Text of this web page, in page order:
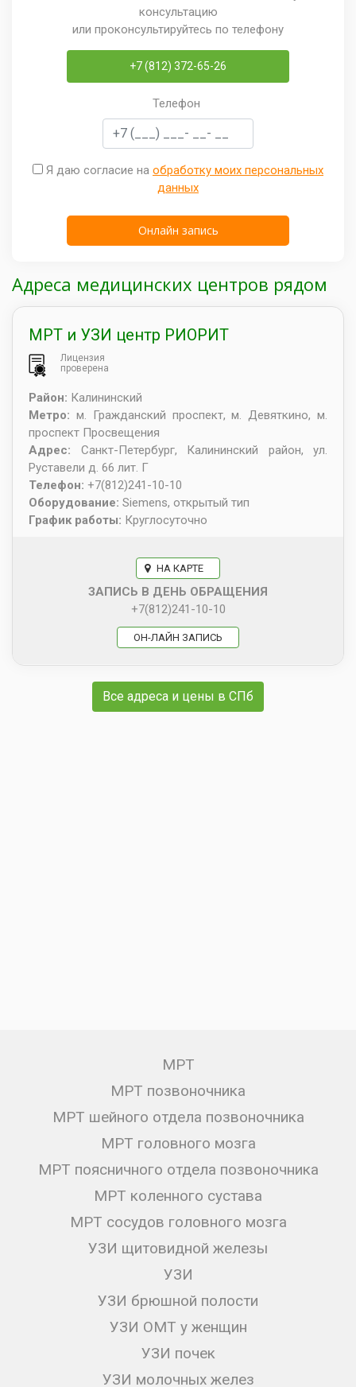
консультацию
или проконсультируйтесь по телефону
+7 (812) 372-65-26
Телефон
Я даю согласие на обработку моих персональных
данных
Адреса медицинских центров рядом
МРТ и УЗИ центр РИОРИТ
Лицензия
проверена
Район: Калининский
Метро: м. Гражданский проспект, м. Девяткино, м.
проспект Просвещения
Адрес: Санкт-Петербург, Калининский район, ул.
Руставели д. 66 лит. Г
Телефон: +7(812)241-10-10
Оборудование: Siemens, открытый тип
График работы: Круглосуточно
НА КАРТЕ
ЗАПИСЬ В ДЕНЬ ОБРАЩЕНИЯ
+7(812)241-10-10
ОН-ЛАЙН ЗАПИСЬ
Все адреса и цены в СПб
МРТ
МРТ позвоночника
МРТ шейного отдела позвоночника
МРТ головного мозга
МРТ поясничного отдела позвоночника
МРТ коленного сустава
МРТ сосудов головного мозга
УЗИ щитовидной железы
УЗИ
УЗИ брюшной полости
УЗИ ОМТ у женщин
УЗИ почек
УЗИ молочных желез